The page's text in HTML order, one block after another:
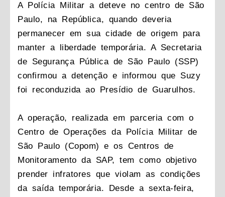
A Polícia Militar a deteve no centro de São
Paulo, na República, quando deveria
permanecer em sua cidade de origem para
manter a liberdade temporária. A Secretaria
de Segurança Pública de São Paulo (SSP)
confirmou a detenção e informou que Suzy
foi reconduzida ao Presídio de Guarulhos.
A operação, realizada em parceria com o
Centro de Operações da Polícia Militar de
São Paulo (Copom) e os Centros de
Monitoramento da SAP, tem como objetivo
prender infratores que violam as condições
da saída temporária. Desde a sexta-feira,